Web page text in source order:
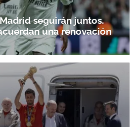
seguirán juntos.
una renovación